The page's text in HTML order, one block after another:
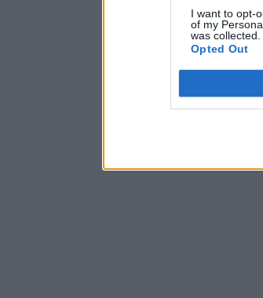
I want to opt-
of my
was collected.
Opted Out